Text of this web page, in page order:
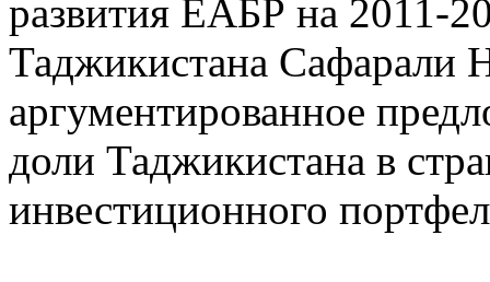
развития ЕАБР на 2011-
Таджикистана Сафарали
аргументированное
доли Таджикистана в
инвестиционного